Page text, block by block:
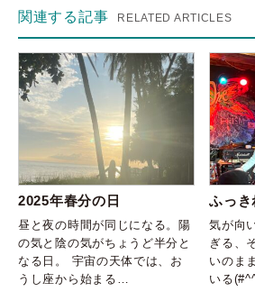
関連する記事 RELATED ARTICLES
2025年春分の日
昼と夜の時間が同じになる。陽
の気と陰の気がちょうど半分と
なる日。 宇宙の天体では、お
うし座から始まる…
ふっき
気が向
ぎる、
いのま
いる